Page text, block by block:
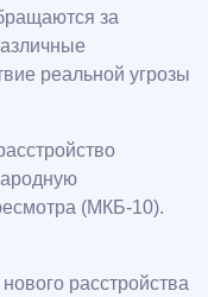
за
реальной угрозы
(МКБ-10).
расстройства